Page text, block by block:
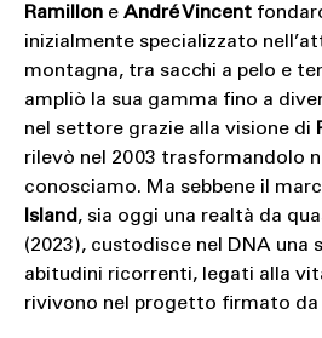
Ramillone André Vincent
inizialmente specializzato
montagna, tra sacchi a pelo e
ampliò la sua gamma fino a
nel settore grazie alla visione di
rilevò nel 2003 trasformandolo
conosciamo. Ma sebbene il
Island, sia oggi una realtà da
(2023), custodisce nel DNA una
abitudini ricorrenti, legati alla
rivivono nel progetto firmato da